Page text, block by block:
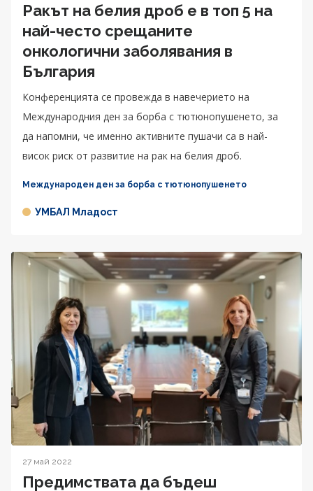
Ракът на белия дроб е в топ 5 на
най-често срещаните
онкологични заболявания в
България
Конференцията се провежда в навечерието на
Международния ден за борба с тютюнопушенето, за
да напомни, че именно активните пушачи са в най-
висок риск от развитие на рак на белия дроб.
Международен ден за борба с тютюнопушенето
УМБАЛ Младост
27 май 2022
Предимствата да бъдеш